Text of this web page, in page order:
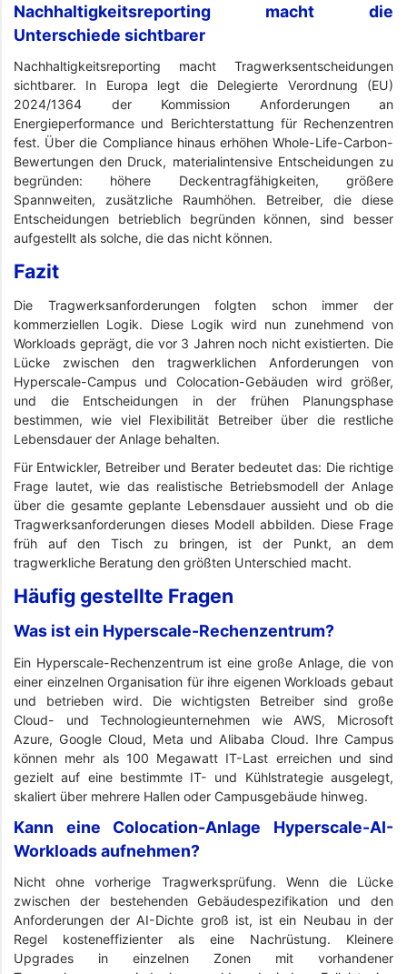
Nachhaltigkeitsreporting macht die
Unterschiede sichtbarer
Nachhaltigkeitsreporting macht Tragwerksentscheidungen
sichtbarer. In Europa legt die Delegierte Verordnung (EU)
2024/1364 der Kommission Anforderungen an
Energieperformance und Berichterstattung für Rechenzentren
fest. Über die Compliance hinaus erhöhen Whole-Life-Carbon-
Bewertungen den Druck, materialintensive Entscheidungen zu
begründen: höhere Deckentragfähigkeiten, größere
Spannweiten, zusätzliche Raumhöhen. Betreiber, die diese
Entscheidungen betrieblich begründen können, sind besser
aufgestellt als solche, die das nicht können.
Fazit
Die Tragwerksanforderungen folgten schon immer der
kommerziellen Logik. Diese Logik wird nun zunehmend von
Workloads geprägt, die vor 3 Jahren noch nicht existierten. Die
Lücke zwischen den tragwerklichen Anforderungen von
Hyperscale-Campus und Colocation-Gebäuden wird größer,
und die Entscheidungen in der frühen Planungsphase
bestimmen, wie viel Flexibilität Betreiber über die restliche
Lebensdauer der Anlage behalten.
Für Entwickler, Betreiber und Berater bedeutet das: Die richtige
Frage lautet, wie das realistische Betriebsmodell der Anlage
über die gesamte geplante Lebensdauer aussieht und ob die
Tragwerksanforderungen dieses Modell abbilden. Diese Frage
früh auf den Tisch zu bringen, ist der Punkt, an dem
tragwerkliche Beratung den größten Unterschied macht.
Häufig gestellte Fragen
Was ist ein Hyperscale-Rechenzentrum?
Ein Hyperscale-Rechenzentrum ist eine große Anlage, die von
einer einzelnen Organisation für ihre eigenen Workloads gebaut
und betrieben wird. Die wichtigsten Betreiber sind große
Cloud- und Technologieunternehmen wie AWS, Microsoft
Azure, Google Cloud, Meta und Alibaba Cloud. Ihre Campus
können mehr als 100 Megawatt IT-Last erreichen und sind
gezielt auf eine bestimmte IT- und Kühlstrategie ausgelegt,
skaliert über mehrere Hallen oder Campusgebäude hinweg.
Kann eine Colocation-Anlage Hyperscale-AI-
Workloads aufnehmen?
Nicht ohne vorherige Tragwerksprüfung. Wenn die Lücke
zwischen der bestehenden Gebäudespezifikation und den
Anforderungen der AI-Dichte groß ist, ist ein Neubau in der
Regel kosteneffizienter als eine Nachrüstung. Kleinere
Upgrades in einzelnen Zonen mit vorhandener